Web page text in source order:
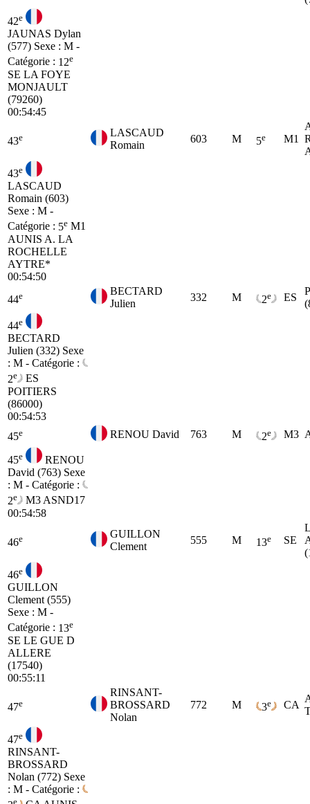
42e
JAUNAS Dylan
(577) Sexe : M -
Catégorie : 12e
SE LA FOYE
MONJAULT
(79260)
00:54:45
43e
LASCAUD
Romain
603 M 5e M1
43e
LASCAUD
Romain (603)
Sexe : M -
Catégorie : 5e M1
AUNIS A. LA
ROCHELLE
AYTRE*
00:54:50
44e
BECTARD
Julien
332 M 2e ES
44e
BECTARD
Julien (332) Sexe
: M - Catégorie :
2e
ES
POITIERS
(86000)
00:54:53
45e RENOU David 763 M 2e M3
45e
RENOU
David (763) Sexe
: M - Catégorie :
2e M3ASND17
00:54:58
46e
GUILLON
Clement
555 M 13e SE
46e
GUILLON
Clement (555)
Sexe : M -
Catégorie : 13e
SE LE GUE D
ALLERE
(17540)
00:55:11
47e
RINSANT-
BROSSARD
Nolan
772 M 3e CA
47e
RINSANT-
BROSSARD
Nolan (772) Sexe
: M - Catégorie :
e